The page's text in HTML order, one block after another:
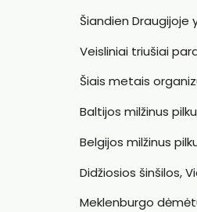
Šiandien Draugijoje
Veisliniai triušiai
Šiais metais
Baltijos milžinus
Belgijos milžinus
Didžiosios šinšilos,
Meklenburgo